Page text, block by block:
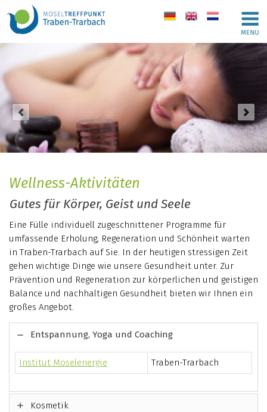
de en nl
Wellness-Aktivitäten
Gutes für Körper, Geist und Seele
Eine Fülle individuell zugeschnittener Programme für
umfassende Erholung, Regeneration und Schönheit warten
in Traben-Trarbach auf Sie. In der heutigen stressigen Zeit
gehen wichtige Dinge wie unsere Gesundheit unter. Zur
Prävention und Regeneration zur körperlichen und geistigen
Balance und nachhaltigen Gesundheit bieten wir Ihnen ein
großes Angebot.
Entspannung, Yoga und Coaching
Institut Moselenergie Traben-Trarbach
Kosmetik